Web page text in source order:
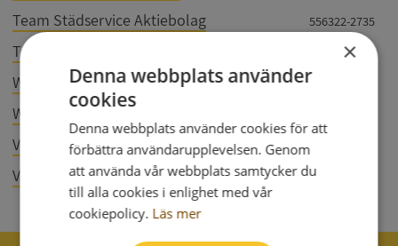
Team Städservice Aktiebolag 556322-2735
Total entreprenad i Världen AB 559337-9604
Westheat AB
WeTe Ekonomi & Juridik AB
Västkustsol AB 559420-0023
Västsvenska Miljökonsult AB 559126-7975
×
Denna webbplats använder
cookies
Denna webbplats använder cookies för att
förbättra användarupplevelsen. Genom
att använda vår webbplats samtycker du
till alla cookies i enlighet med vår
cookiepolicy. Läs mer